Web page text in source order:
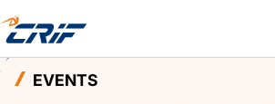
CRIF beim Maklertag 2026
EVENTS